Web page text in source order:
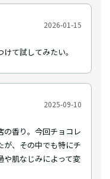
2026-01-15
て試してみたい。
2025-09-10
の香り。今回チョコレ
が、その中でも特にチ
や肌なじみによって変